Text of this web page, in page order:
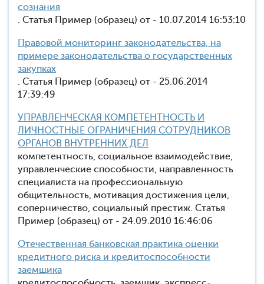
сознания
. Статья Пример (образец) от - 10.07.2014 16:53:10
Правовой мониторинг законодательства, на
примере законодательства о государственных
закупках
. Статья Пример (образец) от - 25.06.2014
17:39:49
УПРАВЛЕНЧЕСКАЯ КОМПЕТЕНТНОСТЬ И
ЛИЧНОСТНЫЕ ОГРАНИЧЕНИЯ СОТРУДНИКОВ
ОРГАНОВ ВНУТРЕННИХ ДЕЛ
компетентность, социальное взаимодействие,
управленческие способности, направленность
специалиста на профессиональную
общительность, мотивация достижения цели,
соперничество, социальный престиж. Статья
Пример (образец) от - 24.09.2010 16:46:06
Отечественная банковская практика оценки
кредитного риска и кредитоспособности
заемщика